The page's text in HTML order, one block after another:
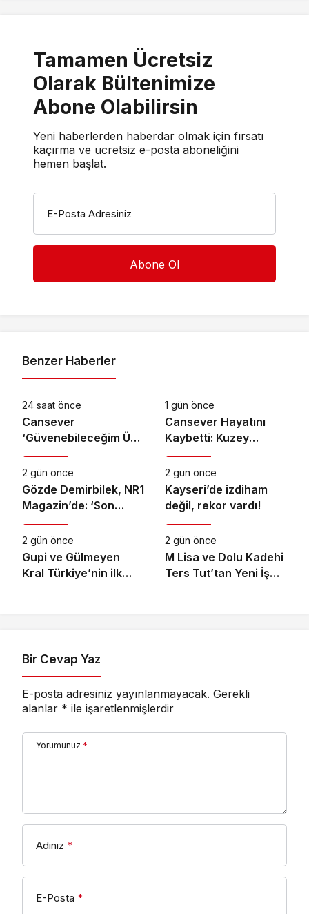
Tamamen Ücretsiz
Olarak Bültenimize
Abone Olabilirsin
Yeni haberlerden haberdar olmak için fırsatı
kaçırma ve ücretsiz e-posta aboneliğini
hemen başlat.
E-Posta Adresiniz
Benzer Haberler
Magazin
24 saat önce
Cansever
‘Güvenebileceğim Üç
İnsandan Biri’ Demişti:
Mahmut Görgen’den
Cansever’e Duygusal
Veda
1 gün önce
Cansever Hayatını
Kaybetti: Kuzey
Makedonya’da
Toprağa Verilecek
2 gün önce
Gözde Demirbilek, NR1
Magazin’de: ‘Son
assolist olarak var
olacağım!’
2 gün önce
Kayseri’de izdiham
değil, rekor vardı!
2 gün önce
Gupi ve Gülmeyen
Kral Türkiye’nin ilk
2 gün önce
M Lisa ve Dolu Kadehi
Ters Tut’tan Yeni İş
Bir Cevap Yaz
E-posta adresiniz yayınlanmayacak. Gerekli
alanlar * ile işaretlenmişlerdir
Yorumunuz *
Adınız *
E-Posta *